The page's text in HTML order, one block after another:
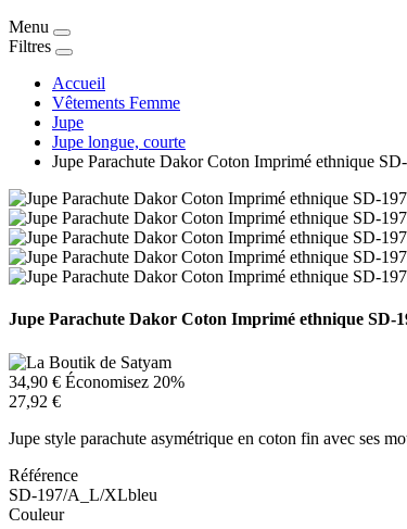
Menu
Filtres
Accueil
Vêtements Femme
Jupe
Jupe longue, courte
Jupe Parachute Dakor Coton Imprimé ethnique
Jupe Parachute Dakor Coton Imprimé ethnique SD-
34,90 € Économisez 20%
27,92 €
Jupe style parachute asymétrique en coton fin avec ses
Référence
SD-197/A_L/XLbleu
Couleur